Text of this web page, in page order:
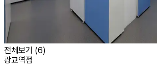
전체보기 (6)
광교역점